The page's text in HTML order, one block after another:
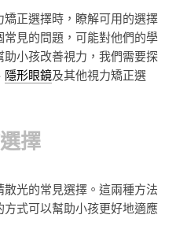
正選擇時，瞭解可用的選擇
見的問題，可能對他們的學
小孩改善視力，我們需要探
隱形眼鏡及其他視力矯正選
擇
光的常見選擇。這兩種方法
式可以幫助小孩更好地適應